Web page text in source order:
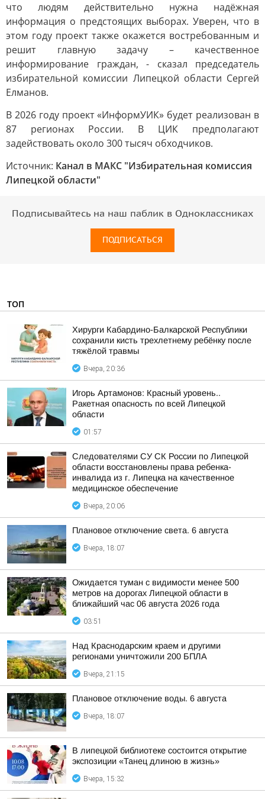
что людям действительно нужна надёжная
информация о предстоящих выборах. Уверен, что в
этом году проект также окажется востребованным и
решит главную задачу – качественное
информирование граждан, - сказал председатель
избирательной комиссии Липецкой области Сергей
Елманов.
В 2026 году проект «ИнформУИК» будет реализован в
87 регионах России. В ЦИК предполагают
задействовать около 300 тысяч обходчиков.
Источник: Канал в МАКС "Избирательная комиссия
Липецкой области"
Подписывайтесь на наш паблик в Одноклассниках
ПОДПИСАТЬСЯ
ТОП
Хирурги Кабардино-Балкарской Республики
сохранили кисть трехлетнему ребёнку после
тяжёлой травмы
Вчера, 20:36
Игорь Артамонов: Красный уровень..
Ракетная опасность по всей Липецкой
области
01:57
Следователями СУ СК России по Липецкой
области восстановлены права ребенка-
инвалида из г. Липецка на качественное
медицинское обеспечение
Вчера, 20:06
Плановое отключение света. 6 августа
Вчера, 18:07
Ожидается туман с видимости менее 500
метров на дорогах Липецкой области в
ближайший час 06 августа 2026 года
03:51
Над Краснодарским краем и другими
регионами уничтожили 200 БПЛА
Вчера, 21:15
Плановое отключение воды. 6 августа
Вчера, 18:07
В липецкой библиотеке состоится открытие
экспозиции «Танец длиною в жизнь»
Вчера, 15:32